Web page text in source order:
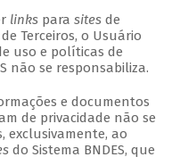
linkspara sitesde
Terceiros, o Usuário
uso e políticas de
não se responsabiliza.
e documentos
de privacidade não se
exclusivamente, ao
do Sistema BNDES, que